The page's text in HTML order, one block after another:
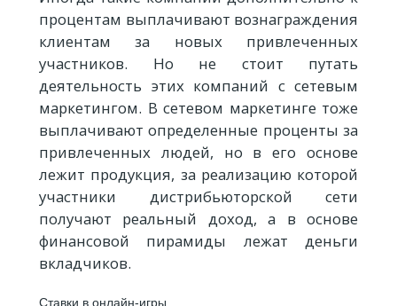
процентам выплачивают вознаграждения
клиентам за новых привлеченных
участников. Но не стоит путать
деятельность этих компаний с сетевым
маркетингом. В сетевом маркетинге тоже
выплачивают определенные проценты за
привлеченных людей, но в его основе
лежит продукция, за реализацию которой
участники дистрибьюторской сети
получают реальный доход, а в основе
финансовой пирамиды лежат деньги
вкладчиков.
Ставки в онлайн-игры